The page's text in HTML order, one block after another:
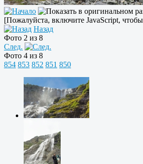
[Пожалуйста, включите JavaScript,
Назад
Фото 2 из 8
След.
Фото 4 из 8
854 853 852 851 850